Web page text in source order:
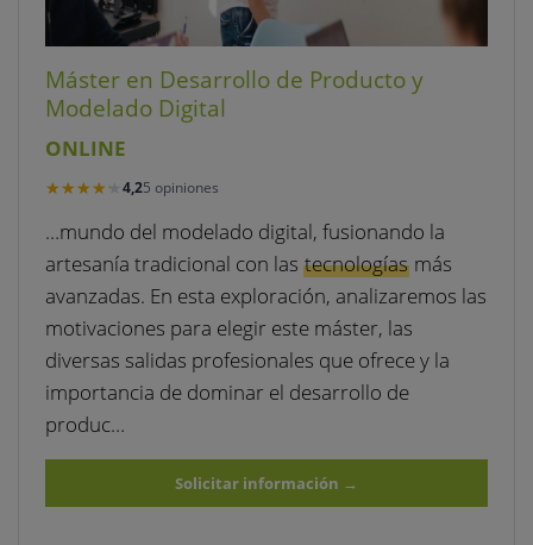
Máster en Desarrollo de Producto y
Modelado Digital
ONLINE
★★★★★
★★★★★ 4,25 opiniones
…mundo del modelado digital, fusionando la
artesanía tradicional con las tecnologíasmás
avanzadas. En esta exploración, analizaremos las
motivaciones para elegir este máster, las
diversas salidas profesionales que ofrece y la
importancia de dominar el desarrollo de
produc…
Solicitar información →